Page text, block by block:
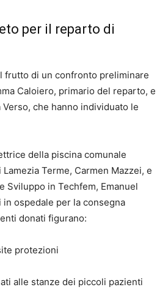
per il reparto di
frutto di un confronto preliminare
Caloiero, primario del reparto, e
Verso, che hanno individuato le
della piscina comunale
Terme, Carmen Mazzei, e
Sviluppo in Techfem, Emanuel
in ospedale per la consegna
donati figurano:
protezioni
alle stanze dei piccoli pazienti